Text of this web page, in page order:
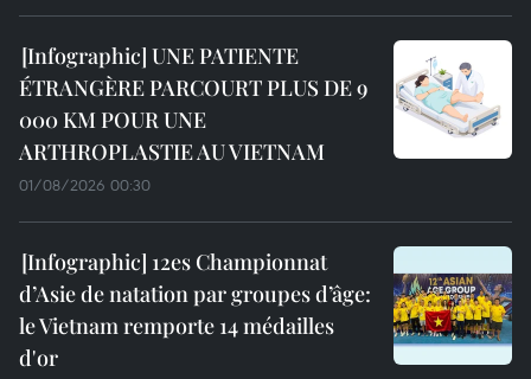
UNE PATIENTE
ÉTRANGÈRE PARCOURT PLUS DE 9
000 KM POUR UNE
ARTHROPLASTIE AU VIETNAM
01/08/2026 00:30
12es Championnat
d’Asie de natation par groupes d’âge:
le Vietnam remporte 14 médailles
d'or